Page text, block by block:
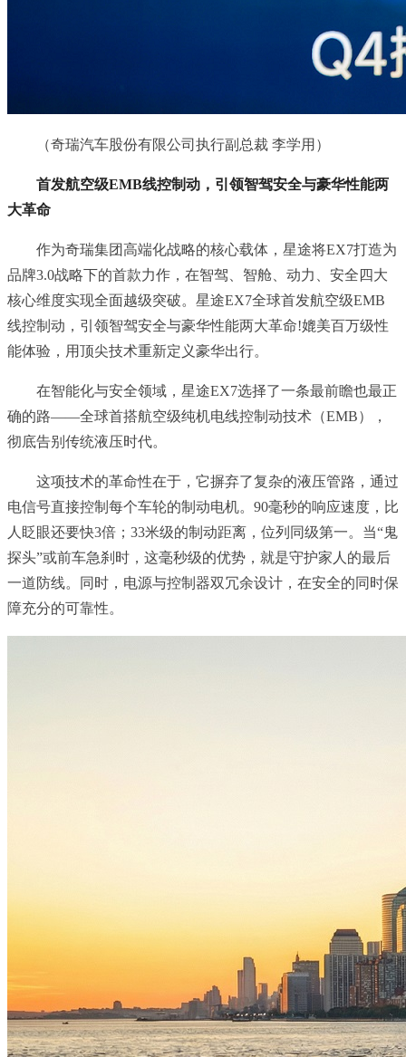
（奇瑞汽车股份有限公司执行副总裁 李学用）
首发航空级EMB线控制动，引领智驾安全与豪华性能两
大革命
作为奇瑞集团高端化战略的核心载体，星途将EX7打造为
品牌3.0战略下的首款力作，在智驾、智舱、动力、安全四大
核心维度实现全面越级突破。星途EX7全球首发航空级EMB
线控制动，引领智驾安全与豪华性能两大革命!媲美百万级性
能体验，用顶尖技术重新定义豪华出行。
在智能化与安全领域，星途EX7选择了一条最前瞻也最正
确的路——全球首搭航空级纯机电线控制动技术（EMB），
彻底告别传统液压时代。
这项技术的革命性在于，它摒弃了复杂的液压管路，通过
电信号直接控制每个车轮的制动电机。90毫秒的响应速度，比
人眨眼还要快3倍；33米级的制动距离，位列同级第一。当“鬼
探头”或前车急刹时，这毫秒级的优势，就是守护家人的最后
一道防线。同时，电源与控制器双冗余设计，在安全的同时保
障充分的可靠性。